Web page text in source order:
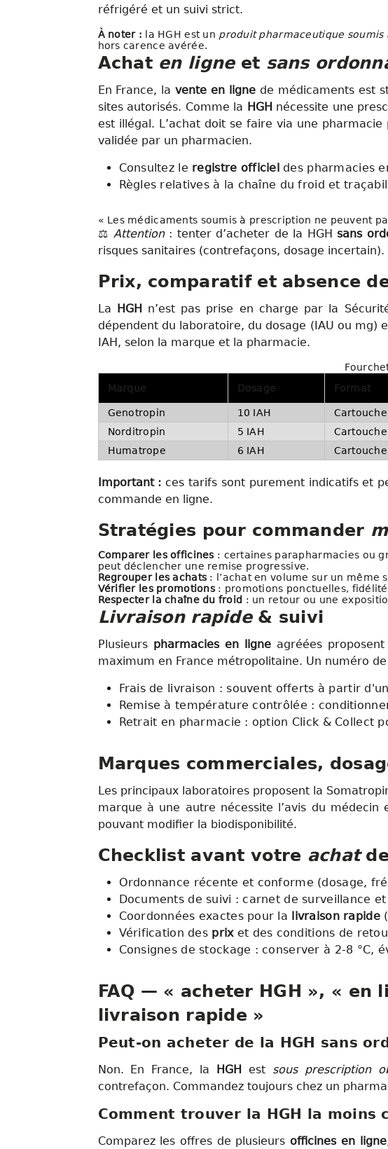
réfrigéré et un suivi strict.
À noter : la HGH est un produit pharmaceutique soumis
hors carence avérée.
Achat en ligneet sans
En France, lavente en ligne de médicaments est
sites autorisés. Comme la HGH nécessite une
est illégal. L’achat doit se faire via une
validée par un pharmacien.
Consultez le registre officieldes pharmacies
Règles relatives à la chaîne du froid et
« Les médicaments soumis à prescription ne peuvent
⚖️ Attention: tenter d’acheter de la HGHsans
risques sanitaires (contrefaçons, dosage incertain).
Prix, comparatif et absence
La HGH n’est pas prise en charge par la
dépendent du laboratoire, du dosage (IAU ou mg)
IAH, selon la marque et la pharmacie.
Marque
Dosage Format
Genotropin 10 IAH
Norditropin
5 IAH Cartouche
Humatrope
6 IAH Cartouche
Important : ces tarifs sont purement indicatifs et
commande en ligne.
Stratégies pour commander
Comparer les officines: certaines parapharmacies ou
peut déclencher une remise progressive.
Regrouper les achats: l’achat en volume sur un même
Vérifier les promotions: promotions ponctuelles,
Respecter la chaîne du froid : un retour ou une
Livraison rapide& suivi
Plusieurs pharmacies en ligneagréées proposent
maximum en France métropolitaine. Un numéro
Frais de livraison : souvent offerts à partir
Remise à température contrôlée :
Retrait en pharmacie : option Click & Collect
Marques commerciales,
Les principaux laboratoires proposent la
marque à une autre nécessite l’avis du
pouvant modifier la biodisponibilité.
Checklist avant votre achatde
Ordonnance récente et conforme (dosage,
Documents de suivi : carnet de surveillance
Coordonnées exactes pour la livraison rapide
Vérification des prixet des conditions de
Consignes de stockage : conserver à 2-8 °C,
FAQ — « acheter HGH », « en
livraison rapide »
Peut-on acheter de la HGH sans
Non. En France, la HGH est sous prescription
contrefaçon. Commandez toujours chez un
Comment trouver la HGH la moins
Comparez les offres de plusieurs officines en ligne